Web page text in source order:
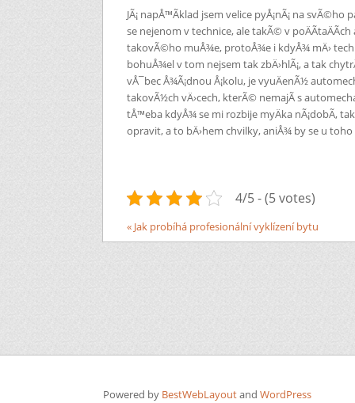
JÃ¡ napÅ™Ã­klad jsem velice pyÅ¡nÃ¡ na svÃ©ho
se nejenom v technice, ale takÃ© v poÄÃ­taÄÃ­ch
takovÃ©ho muÅ¾e, protoÅ¾e i kdyÅ¾ mÄ›
bohuÅ¾el v tom nejsem tak zbÄ›hlÃ¡, a tak
vÅ¯bec Å¾Ã¡dnou Å¡kolu, je vyuÄenÃ½
takovÃ½ch vÄ›cech, kterÃ© nemajÃ­ s
tÅ™eba kdyÅ¾ se mi rozbije myÄka nÃ¡dobÃ­,
opravit, a to bÄ›hem chvilky, aniÅ¾ by se u toho
4/5 - (5 votes)
« Jak probíhá profesionální vyklízení bytu
Powered by BestWebLayoutand WordPress